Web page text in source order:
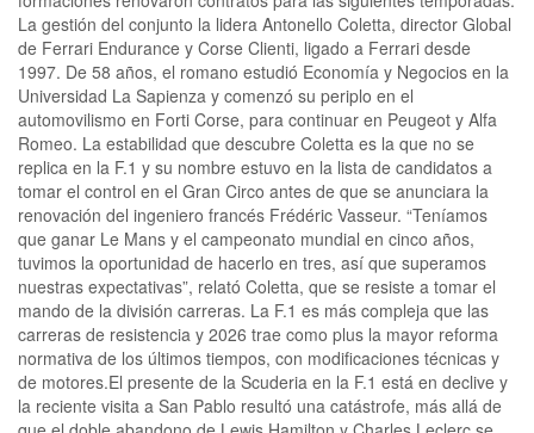
La gestión del conjunto la lidera Antonello Coletta, director Global
de Ferrari Endurance y Corse Clienti, ligado a Ferrari desde
1997. De 58 años, el romano estudió Economía y Negocios en la
Universidad La Sapienza y comenzó su periplo en el
automovilismo en Forti Corse, para continuar en Peugeot y Alfa
Romeo. La estabilidad que descubre Coletta es la que no se
replica en la F.1 y su nombre estuvo en la lista de candidatos a
tomar el control en el Gran Circo antes de que se anunciara la
renovación del ingeniero francés Frédéric Vasseur. “Teníamos
que ganar Le Mans y el campeonato mundial en cinco años,
tuvimos la oportunidad de hacerlo en tres, así que superamos
nuestras expectativas”, relató Coletta, que se resiste a tomar el
mando de la división carreras. La F.1 es más compleja que las
carreras de resistencia y 2026 trae como plus la mayor reforma
normativa de los últimos tiempos, con modificaciones técnicas y
de motores.El presente de la Scuderia en la F.1 está en declive y
la reciente visita a San Pablo resultó una catástrofe, más allá de